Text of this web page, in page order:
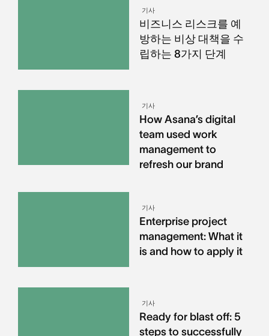
기사
비즈니스 리스크를 예
방하는 비상 대책을 수
립하는 8가지 단계
기사
How Asana’s digital
team used work
management to
refresh our brand
기사
Enterprise project
management: What it
is and how to apply it
기사
Ready for blast off: 5
steps to successfully